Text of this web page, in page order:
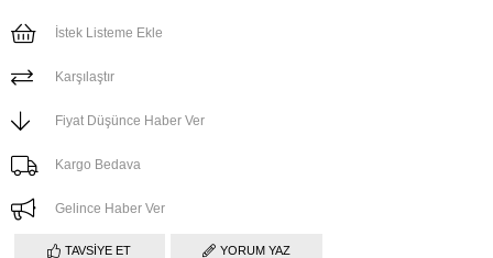
İstek Listeme Ekle
Karşılaştır
Fiyat Düşünce Haber Ver
Kargo Bedava
Gelince Haber Ver
TAVSIYE ET YORUM YAZ